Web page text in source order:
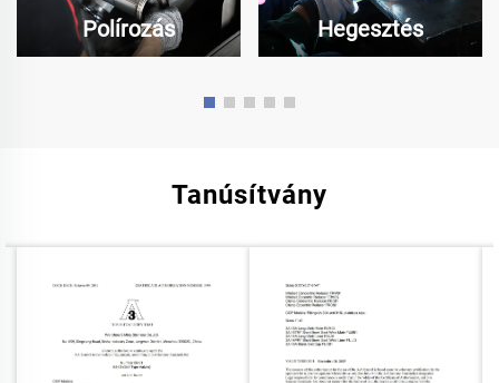
Polírozás Hegesztés
Tanúsítvány